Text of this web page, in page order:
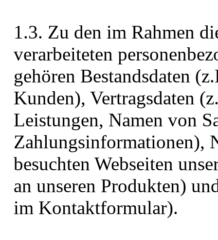
1.3. Zu den im Rahmen
verarbeiteten
gehören Bestandsdaten
Kunden), Vertragsdaten
Leistungen, Namen von
Zahlungsinformationen),
besuchten Webseiten
an unseren Produkten)
im Kontaktformular).